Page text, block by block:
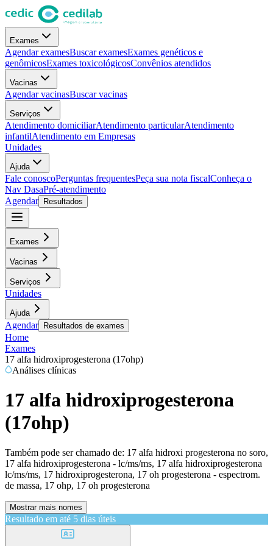
Exames
Agendar examesBuscar examesExames genéticos e
genômicosExames toxicológicosConvênios atendidos
Vacinas
Agendar vacinasBuscar vacinas
Serviços
Atendimento domiciliarAtendimento particularAtendimento
infantilAtendimento em Empresas
Unidades
Ajuda
Fale conoscoPerguntas frequentesPeça sua nota fiscalConheça o
Nav DasaPré-atendimento
Agendar
Resultados
Exames
Vacinas
Serviços
Unidades
Ajuda
Agendar Resultados de exames
Home
Exames
17 alfa hidroxiprogesterona (17ohp)
Análises clínicas
17 alfa hidroxiprogesterona
(17ohp)
Também pode ser chamado de: 17 alfa hidroxi progesterona no soro,
17 alfa hidroxiprogesterona - lc/ms/ms, 17 alfa hidroxiprogesterona
lc/ms/ms, 17 hidroxiprogesterona, 17 oh progesterona - espectrom.
de massa, 17 ohp, 17 oh progesterona
Mostrar mais nomes
Resultado em até 5 dias úteis